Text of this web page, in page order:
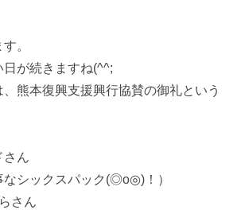
。
が続きますね(^^;ゞ
熊本復興支援興行協賛の御礼という
ん
なシックスパック(◎o◎)！）
さん